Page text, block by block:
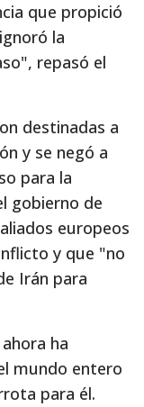
que propició
la
repasó el
destinadas a
y se negó a
para la
gobierno de
europeos
y que "no
Irán para
ha
mundo entero
para él.